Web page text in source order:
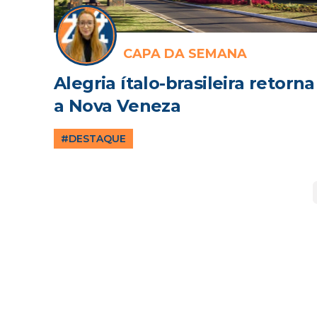
CAPA DA SEMANA
Alegria ítalo-brasileira retorna
a Nova Veneza
#DESTAQUE